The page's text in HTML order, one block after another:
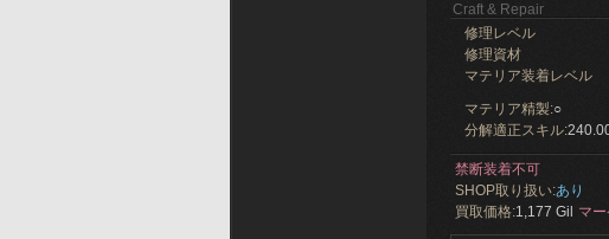
Craft & Repair
修理レベル
修理資材
マテリア装着レベル
マテリア精製:○
分解適正スキル:
禁断装着不可
SHOP取り扱い:あり
買取価格:1,177 Gil マ